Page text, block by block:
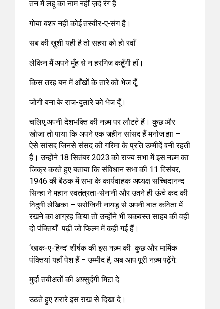
तन में लहू का नाम नहीं ज़र्द रंग है
गोया बशर नहीं कोई तस्वीर-ए-संग है।
सब की ख़ुशी यही है तो सहरा को हो रवाँ
लेकिन मैं अपने मुँह से न हरगिज़ कहूँगी हाँ।
किस तरह बन में आँखों के तारे को भेज दूँ
जोगी बना के राज-दुलारे को भेज दूँ।
चलिए,अपनी देशभक्ति की नज़्म पर लौटते हैं। कुछ और
खोजा तो पाया कि अपने एक ज़हीन सांसद हैं मनोज झा –
ऐसे सांसद जिनसे संसद की गरिमा के प्रति उम्मीदें बनी रहती
हैं। उन्होंने 18 सितंबर 2023 को राज्य सभा में इस नज़्म का
जिक्र करते हुए बताया कि संविधान सभा की 11 दिसंबर,
1946 की बैठक में सभा के कार्यवाहक अध्यक्ष सच्चिदानन्द
सिन्हा ने महान स्वतंत्रता-सेनानी और उतने ही ऊंचे कद की
विदुषी लेखिका – सरोजिनी नायडू से अपनी बात कविता में
रखने का आग्रह किया तो उन्होंने भी चकबस्त साहब की वही
दो पंक्तियाँ पढ़ीं जो फिल्म में कही गई हैं।
‘खाक-ए-हिन्द’ शीर्षक की इस नज़्म की कुछ और मार्मिक
पंक्तियां यहाँ पेश हैं – उम्मीद है, अब आप पूरी नज़्म पढ़ेंगे:
मुर्दा तबीअतों की अफ़्सुर्दगी मिटा दे
उठते हुए शरारे इस राख से दिखा दे।